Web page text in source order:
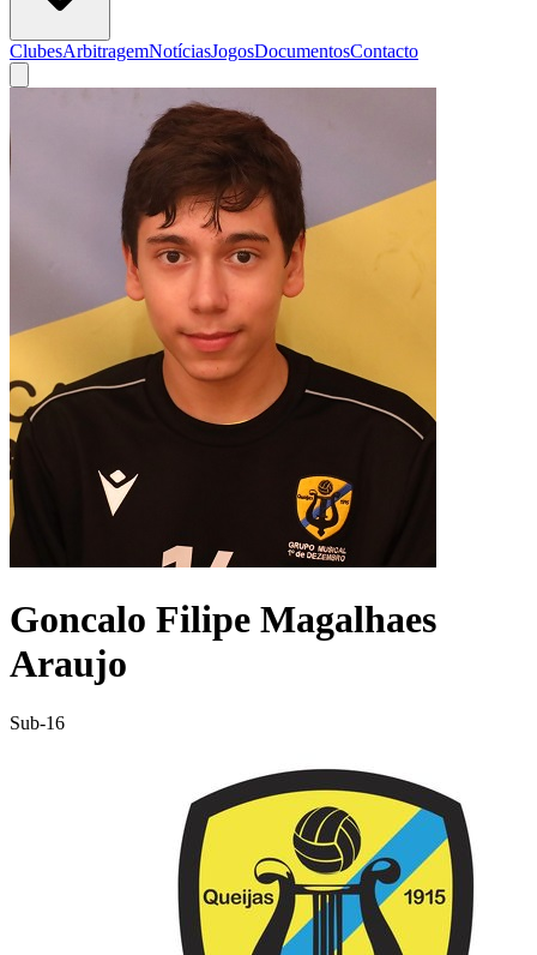
ClubesArbitragemNotíciasJogosDocumentosContacto
Goncalo Filipe Magalhaes
Araujo
Sub-16